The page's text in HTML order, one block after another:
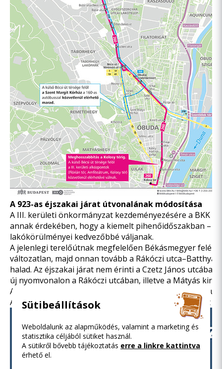
A 923-as éjszakai járat útvonalának módosítása
A III. kerületi önkormányzat kezdeményezésére a BKK
annak érdekében, hogy a kiemelt pihenőidőszakban –
lakókörülményei kedvezőbbé váljanak.
A jelenlegi terelőútnak megfelelően Békásmegyer felé a
változatlan, majd onnan tovább a Rákóczi
halad. Az éjszakai járat nem érinti a Czetz János
új nyomvonalon a Rákóczi utcában, illetve a Mátyás
A társadalmi egyeztetés lezárásáig a 923-as éjszakai
A társadalmi egyeztetés Adatkezelési Tájékoztatója itt
Sütibeállítások
Weboldalunk az alapműködés, valamint a marketing és
statisztika céljából sütiket használ.
A sütikről bővebb tájékoztatás erre a linkre kattintva
érhető el.